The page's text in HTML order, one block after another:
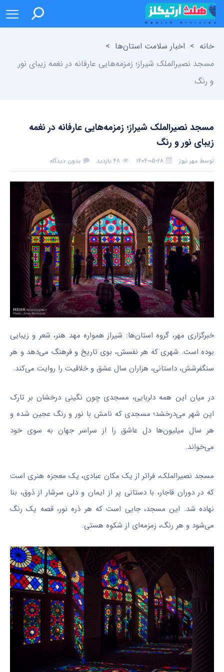
خانه > اخبار سلامت استان‌ها >
مسجد نصیرالملک شیراز؛ زمزمه‌هایی عارفانه در نغمه‌ زیبای نور
و رنگ
مسجد نصیرالملک شیراز؛ زمزمه‌هایی عارفانه در نغمه‌
زیبای نور و رنگ
توسط مهر نیوز ۱۴۰۴-۰۵-۲۸ ۴۸ بازدید بدون دیدگاه
خبرگزاری مهر، گروه استان‌ها: شیراز همواره مهد هنر، شعر و زیبایی
بوده است. شهری که هر نفسش، بوی تاریخ و فرهنگ می‌دهد و هر
سنگفرشش، داستانی، هزاران سال عشق و خلاقیت را روایت می‌کند.
در میان این همه دلربایی، مسجدی چون نگینی درخشان برتارک
این شهر می‌درخشد؛ مسجدی که نامش با نور و رنگ عجین شده و
هر سال میلیون‌ها دل عاشق را از سراسر جهان به سوی خود
می‌خواند.
مسجد نصیرالملک، فراتر از یک مکان عبادی، یک معجزه هنری است
که در دوران قاجار، با دستانی پر از ایمان و دلی سرشار از ذوق، بنا
نهاده شد. این مسجد، جایی است که هر ذره نور، قصه یک رنگ
می‌شود و هر رنگ، زمزمه‌ای از شکوه هستی.